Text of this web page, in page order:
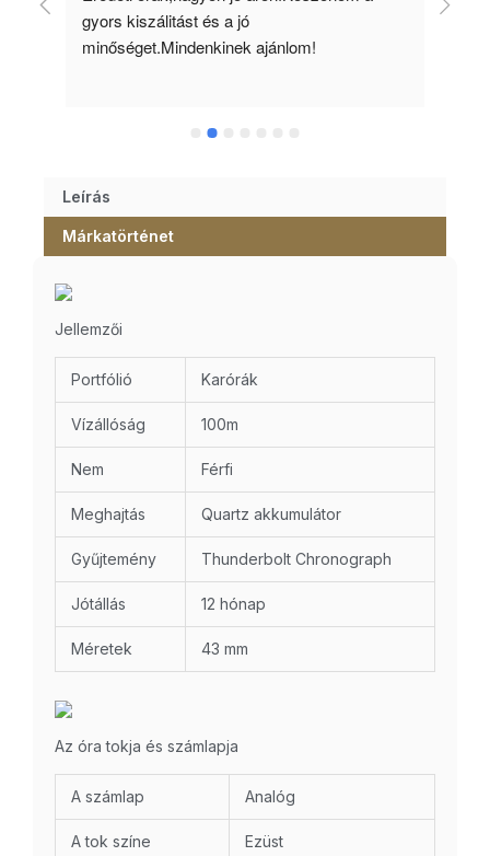
gyors kiszálitást és a jó
minőséget.Mindenkinek ajánlom!
Leírás
Márkatörténet
Jellemzői
Portfólió Karórák
Vízállóság 100m
Nem Férfi
Meghajtás Quartz akkumulátor
Gyűjtemény Thunderbolt Chronograph
Jótállás 12 hónap
Méretek 43 mm
Az óra tokja és számlapja
A számlap Analóg
A tok színe Ezüst